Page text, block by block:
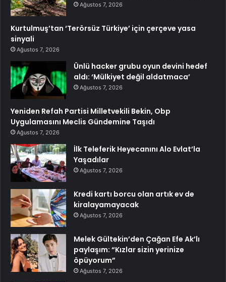
Ağustos 7, 2026
Kurtulmuş’tan ‘Terörsüz Türkiye’ için çerçeve yasa
sinyali
Ağustos 7, 2026
Ünlü hacker grubu oyun devini hedef
aldı: ‘Mülkiyet değil aldatmaca’
Ağustos 7, 2026
Yeniden Refah Partisi Milletvekili Bekin, Obp
Uygulamasını Meclis Gündemine Taşıdı
Ağustos 7, 2026
İlk Teleferik Heyecanını Alo Evlat’la
Yaşadılar
Ağustos 7, 2026
Kredi kartı borcu olan artık ev de
kiralayamayacak
Ağustos 7, 2026
Melek Gültekin’den Çağan Efe Ak’lı
paylaşım: “Kızlar sizin yerinize
öpüyorum”
Ağustos 7, 2026